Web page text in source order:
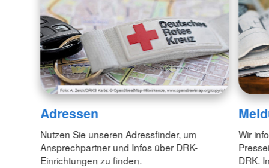
Adressen
Nutzen Sie unseren Adressfinder, um
Ansprechpartner und Infos über DRK-
Einrichtungen zu finden.
Wir
DRK.